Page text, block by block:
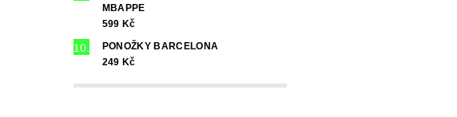
MBAPPE
599 Kč
PONOŽKY BARCELONA
249 Kč